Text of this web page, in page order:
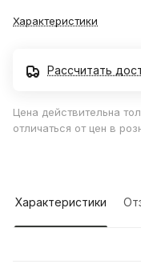
Характеристики
Рассчитать
Цена действительна
отличаться от цен в
Характеристики